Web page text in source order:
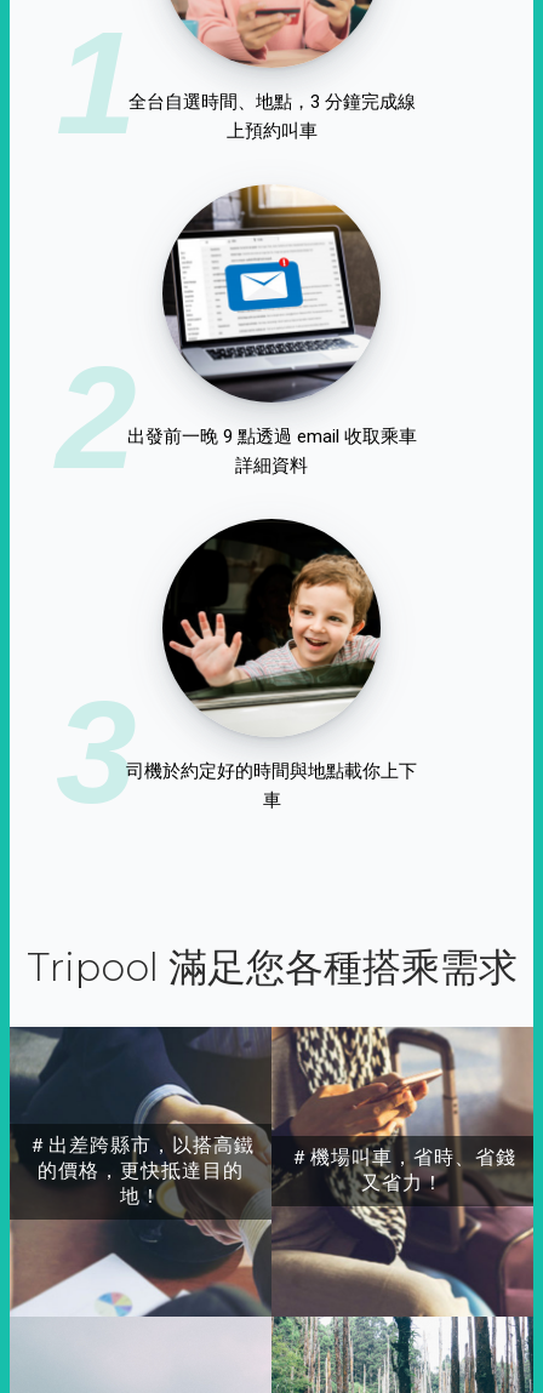
1全台自選時間、地點，3 分鐘完成線
上預約叫車
2出發前一晚 9 點透過 email 收取乘車
詳細資料
3司機於約定好的時間與地點載你上下
車
Tripool 滿足您各種搭乘需求
＃出差跨縣市，以搭高鐵
的價格，更快抵達目的
地！
＃機場叫車，省時、省錢
又省力！